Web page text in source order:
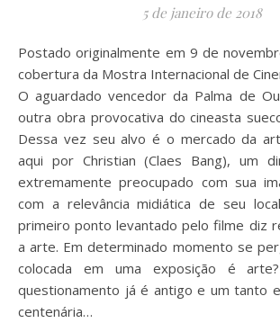
5 de janeiro de 2018
Postado originalmente em 9 de novembro como parte da
cobertura da Mostra Internacional de
O aguardado vencedor da Palma de
outra obra provocativa do cineasta
Dessa vez seu alvo é o mercado da
aqui por Christian (Claes Bang), um
extremamente preocupado com sua
com a relevância midiática de seu
primeiro ponto levantado pelo filme diz
a arte. Em determinado momento se
colocada em uma exposição é
questionamento já é antigo e um tanto
centenária…